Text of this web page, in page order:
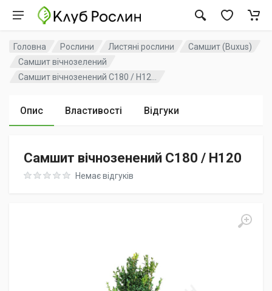
Головна Рослини Листяні рослини
Самшит (Buxus)
Самшит вічнозелений
Самшит вічнозенений C180 / H12...
Опис Властивості Відгуки
Самшит вічнозенений C180 / H120
Rating: 0 out of 5Немає відгуків